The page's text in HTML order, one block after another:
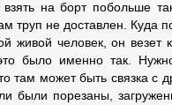
на борт побольше
труп не доставлен. Куда
живой человек, он
было именно так.
там может быть связка
были порезаны,